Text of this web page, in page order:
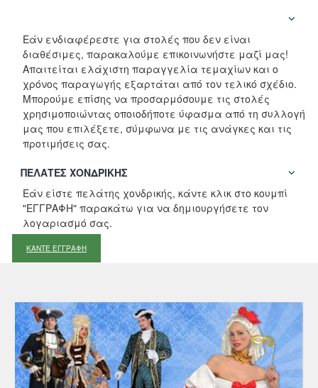
Εάν ενδιαφέρεστε για στολές που δεν είναι
διαθέσιμες, παρακαλούμε επικοινωνήστε μαζί μας!
Απαιτείται ελάχιστη παραγγελία τεμαχίων και ο
χρόνος παραγωγής εξαρτάται από τον τελικό σχέδιο.
Μπορούμε επίσης να προσαρμόσουμε τις στολές
χρησιμοποιώντας οποιοδήποτε ύφασμα από τη συλλογή
μας που επιλέξετε, σύμφωνα με τις ανάγκες και τις
προτιμήσεις σας.
ΠΕΛΆΤΕΣ ΧΟΝΔΡΙΚΉΣ
Εάν είστε πελάτης χονδρικής, κάντε κλικ στο κουμπί
"ΕΓΓΡΑΦΗ" παρακάτω για να δημιουργήσετε τον
λογαριασμό σας.
ΚΑΝΤΕ ΕΓΓΡΑΦΗ